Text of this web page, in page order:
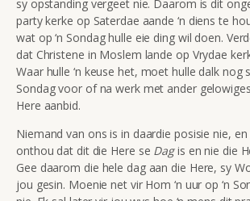
sy opstanding vergeet nie. Daarom is dit
party kerke op Saterdae aande ‘n diens te
wat op ‘n Sondag hulle eie ding wil doen.
dat Christene in Moslem lande op Vrydae
Waar hulle ‘n keuse het, moet hulle dalk nog
Sondag voor of na werk met ander
Here aanbid.
Niemand van ons is in daardie posisie nie,
onthou dat dit die Here se Dagis en nie die
Gee daarom die hele dag aan die Here, sy
jou gesin. Moenie net vir Hom ‘n uur op ‘n